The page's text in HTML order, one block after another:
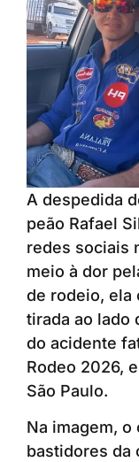
A despedida
peão Rafael
redes sociais
meio à dor
de rodeio, ela
tirada ao lado
do acidente
Rodeo 2026,
São Paulo.
Na imagem,
bastidores da